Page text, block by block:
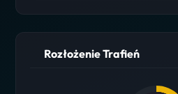
Rozłożenie Trafień